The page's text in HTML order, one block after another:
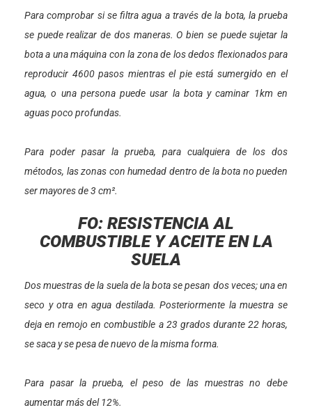
Para comprobar si se filtra agua a través de la bota, la prueba
se puede realizar de dos maneras. O bien se puede sujetar la
bota a una máquina con la zona de los dedos flexionados para
reproducir 4600 pasos mientras el pie está sumergido en el
agua, o una persona puede usar la bota y caminar 1km en
aguas poco profundas.
Para poder pasar la prueba, para cualquiera de los dos
métodos, las zonas con humedad dentro de la bota no pueden
ser mayores de 3 cm².
FO: RESISTENCIA AL
COMBUSTIBLE Y ACEITE EN LA
SUELA
Dos muestras de la suela de la bota se pesan dos veces; una en
seco y otra en agua destilada. Posteriormente la muestra se
deja en remojo en combustible a 23 grados durante 22 horas,
se saca y se pesa de nuevo de la misma forma.
Para pasar la prueba, el peso de las muestras no debe
aumentar más del 12%.